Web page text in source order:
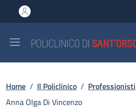
al contenuto principale
to footer content
Briciole di pane
Home / Il Policlinico / Professionisti
Anna Olga Di Vincenzo